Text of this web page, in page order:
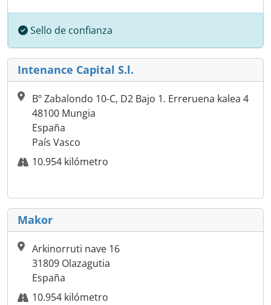
Sello de confianza
Intenance Capital S.l.
Bº Zabalondo 10-C, D2 Bajo 1. Erreruena kalea 4
48100 Mungia
España
País Vasco
10.954 kilómetro
Makor
Arkinorruti nave 16
31809 Olazagutia
España
10.954 kilómetro